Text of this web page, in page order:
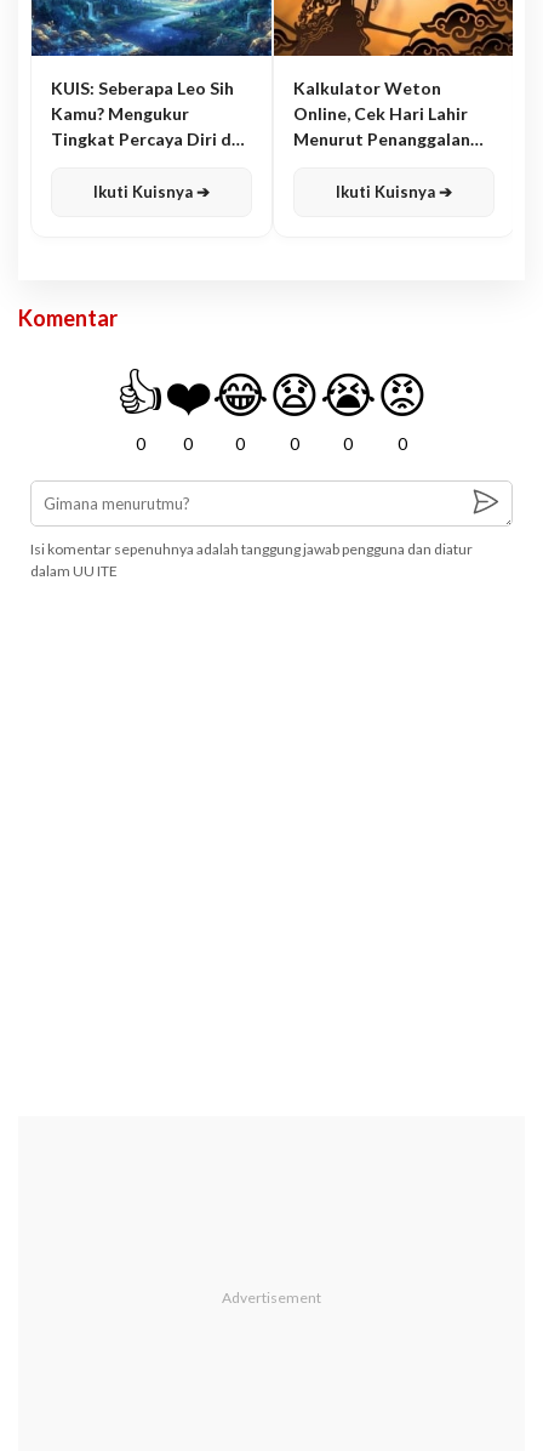
KUIS: Seberapa Leo Sih
Kamu? Mengukur
Tingkat Percaya Diri dan
Ikuti Kuisnya ➔
Kalkulator Weton
Online, Cek Hari Lahir
Menurut Penanggalan
Ikuti Kuisnya ➔
Komentar
👍
0
❤️
0
😂
0
😧
0
😭
0
😡
0
Isi komentar sepenuhnya adalah tanggung jawab pengguna dan diatur
dalam UU ITE